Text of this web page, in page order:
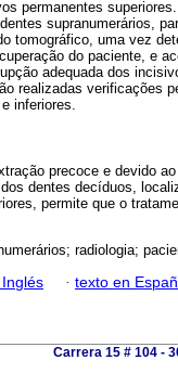
permanentes
supranumerários,
tomográfico, uma vez
do paciente, e
adequada dos
realizadas verificações
inferiores.
precoce e devido
dentes decíduos,
permite que o
radiologia;
Inglés · texto en
Carrera 15 # 104 -